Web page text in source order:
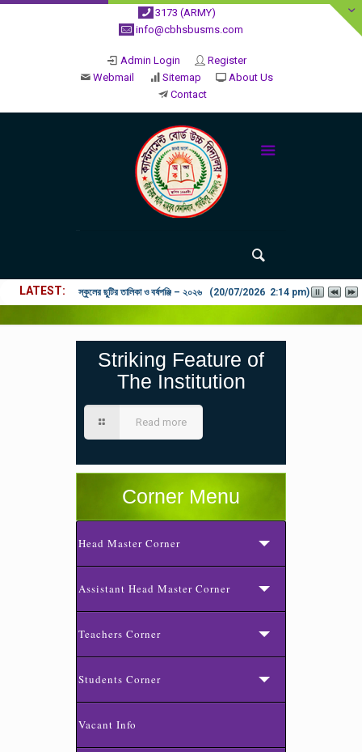
3173 (ARMY)
info@cbhsbusms.com
Admin Login
Register
Webmail
Sitemap
About Us
Contact
LATEST ২০২৬ শিক্ষাবর্ষে ভর্তি পুন: বিজ্ঞপ্তিঃ শিশু থেকে নবম শ্রেণি পযর্ন্ত ফরম বিতরন
Striking Feature of
The Institution
Read more
Corner Menu
Head Master Corner
Assistant Head Master Corner
Teachers Corner
Students Corner
Vacant Info